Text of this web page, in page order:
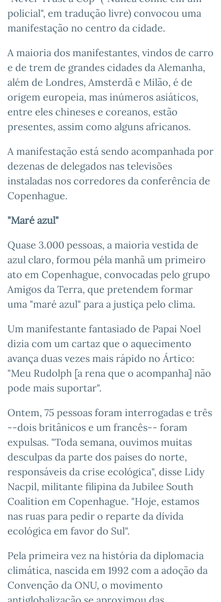
policial", em tradução livre) convocou uma
manifestação no centro da cidade.
A maioria dos manifestantes, vindos de carro
e de trem de grandes cidades da Alemanha,
além de Londres, Amsterdã e Milão, é de
origem europeia, mas inúmeros asiáticos,
entre eles chineses e coreanos, estão
presentes, assim como alguns africanos.
A manifestação está sendo acompanhada por
dezenas de delegados nas televisões
instaladas nos corredores da conferência de
Copenhague.
"Maré azul"
Quase 3.000 pessoas, a maioria vestida de
azul claro, formou péla manhã um primeiro
ato em Copenhague, convocadas pelo grupo
Amigos da Terra, que pretendem formar
uma "maré azul" para a justiça pelo clima.
Um manifestante fantasiado de Papai Noel
dizia com um cartaz que o aquecimento
avança duas vezes mais rápido no Ártico:
"Meu Rudolph [a rena que o acompanha] não
pode mais suportar".
Ontem, 75 pessoas foram interrogadas e três
--dois britânicos e um francês-- foram
expulsas. "Toda semana, ouvimos muitas
desculpas da parte dos países do norte,
responsáveis da crise ecológica", disse Lidy
Nacpil, militante filipina da Jubilee South
Coalition em Copenhague. "Hoje, estamos
nas ruas para pedir o reparte da dívida
ecológica em favor do Sul".
Pela primeira vez na história da diplomacia
climática, nascida em 1992 com a adoção da
Convenção da ONU, o movimento